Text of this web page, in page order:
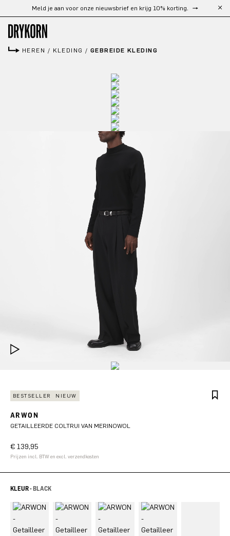
Ga naar de hoofdinhoudGratis verzending vanaf €300
HEREN / KLEDING / GEBREIDE KLEDING
BESTSELLER NIEUW
ARWON
GETAILLEERDE COLTRUI VAN MERINOWOL
€ 139,95
Prijzen incl. BTW en excl. verzendkosten
KLEUR -BLACK